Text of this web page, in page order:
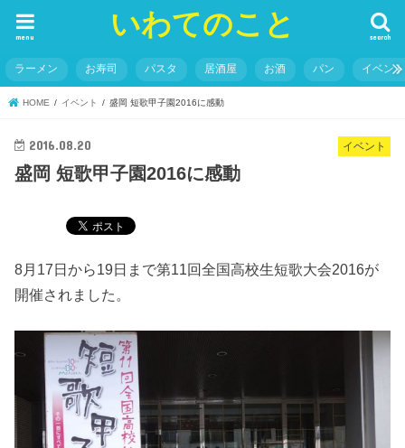
いわてのこと search
menu
ラーメン お寿司 パスタ 居酒屋 お酒 パン イベント
HOME イベント 盛岡 短歌甲子園2016に感動
イベント
2016.08.20
盛岡 短歌甲子園2016に感動
8月17日から19日まで第11回全国高校生短歌大会2016が
開催されました。